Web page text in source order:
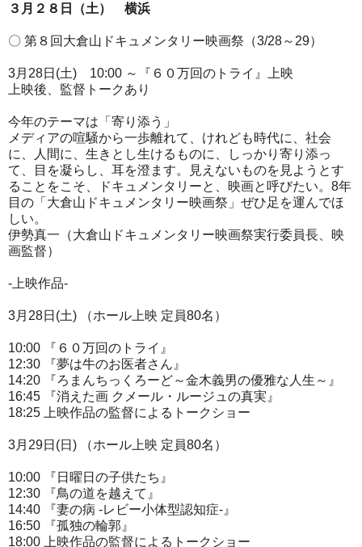
３月２８日（土） 横浜
〇 第８回大倉山ドキュメンタリー映画祭（3/28～29）
3月28日(土) 10:00 ～『６０万回のトライ』上映
上映後、監督トークあり
今年のテーマは「寄り添う」
メディアの喧騒から一歩離れて、けれども時代に、社会
に、人間に、生きとし生けるものに、しっかり寄り添っ
て、目を凝らし、耳を澄ます。見えないものを見ようとす
ることをこそ、ドキュメンタリーと、映画と呼びたい。8年
目の「大倉山ドキュメンタリー映画祭」ぜひ足を運んでほ
しい。
伊勢真一（大倉山ドキュメンタリー映画祭実行委員長、映
画監督）
-上映作品-
3月28日(土) （ホール上映 定員80名）
10:00 『６０万回のトライ』
12:30 『夢は牛のお医者さん』
14:20 『ろまんちっくろーど～金木義男の優雅な人生～』
16:45 『消えた画 クメール・ルージュの真実』
18:25 上映作品の監督によるトークショー
3月29日(日) （ホール上映 定員80名）
10:00 『日曜日の子供たち』
12:30 『鳥の道を越えて』
14:40 『妻の病 -レビー小体型認知症-』
16:50 『孤独の輪郭』
18:00 上映作品の監督によるトークショー